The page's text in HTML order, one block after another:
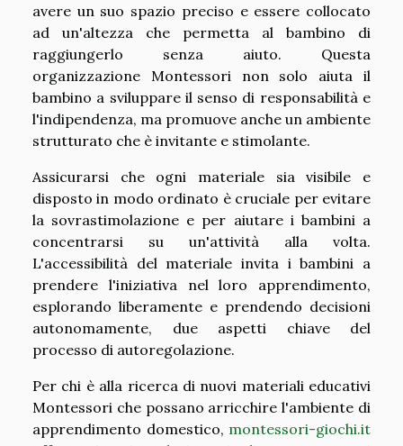
avere un suo spazio preciso e essere collocato
ad un'altezza che permetta al bambino di
raggiungerlo senza aiuto. Questa
organizzazione Montessori non solo aiuta il
bambino a sviluppare il senso di responsabilità e
l'indipendenza, ma promuove anche un ambiente
strutturato che è invitante e stimolante.
Assicurarsi che ogni materiale sia visibile e
disposto in modo ordinato è cruciale per evitare
la sovrastimolazione e per aiutare i bambini a
concentrarsi su un'attività alla volta.
L'accessibilità del materiale invita i bambini a
prendere l'iniziativa nel loro apprendimento,
esplorando liberamente e prendendo decisioni
autonomamente, due aspetti chiave del
processo di autoregolazione.
Per chi è alla ricerca di nuovi materiali educativi
Montessori che possano arricchire l'ambiente di
apprendimento domestico, montessori-giochi.it